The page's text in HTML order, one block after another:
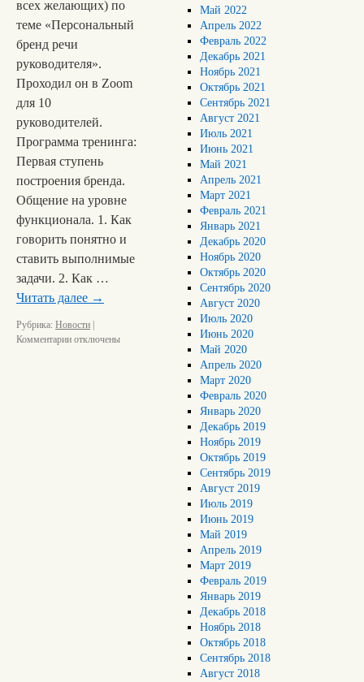
всех желающих) по
теме «Персональный
бренд речи
руководителя».
Проходил он в Zoom
для 10
руководителей.
Программа тренинга:
Первая ступень
построения бренда.
Общение на уровне
функционала. 1. Как
говорить понятно и
ставить выполнимые
задачи. 2. Как …
Читать далее →
Рубрика: Новости
Комментарии отключены
Май 2022
Апрель 2022
Февраль 2022
Декабрь 2021
Ноябрь 2021
Октябрь 2021
Сентябрь 2021
Август 2021
Июль 2021
Июнь 2021
Май 2021
Апрель 2021
Март 2021
Февраль 2021
Январь 2021
Декабрь 2020
Ноябрь 2020
Октябрь 2020
Сентябрь 2020
Август 2020
Июль 2020
Июнь 2020
Май 2020
Апрель 2020
Март 2020
Февраль 2020
Январь 2020
Декабрь 2019
Ноябрь 2019
Октябрь 2019
Сентябрь 2019
Август 2019
Июль 2019
Июнь 2019
Май 2019
Апрель 2019
Март 2019
Февраль 2019
Январь 2019
Декабрь 2018
Ноябрь 2018
Октябрь 2018
Сентябрь 2018
Август 2018